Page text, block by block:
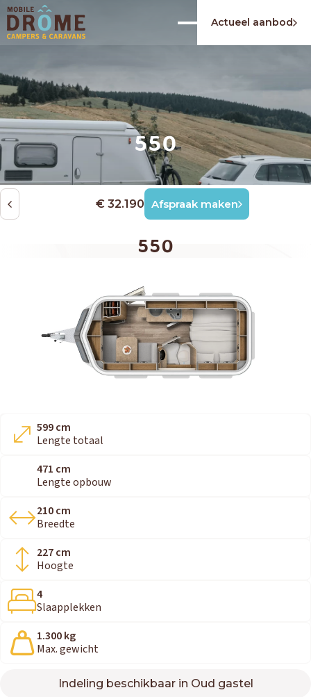
Actueel aanbod
550
€ 32.190 Afspraak maken
550
599 cm
Lengte totaal
471 cm
Lengte opbouw
210 cm
Breedte
227 cm
Hoogte
4
Slaapplekken
1.300 kg
Max. gewicht
Indeling beschikbaar in Oud gastel
550